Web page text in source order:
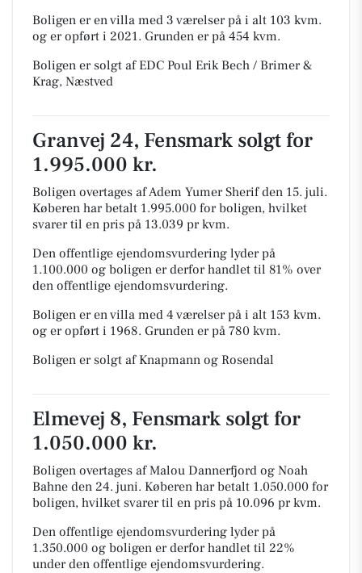
Boligen er en villa med 3 værelser på i alt 103 kvm.
og er opført i 2021. Grunden er på 454 kvm.
Boligen er solgt af EDC Poul Erik Bech / Brimer &
Krag, Næstved
Granvej 24, Fensmark solgt for
1.995.000 kr.
Boligen overtages af Adem Yumer Sherif den 15. juli.
Køberen har betalt 1.995.000 for boligen, hvilket
svarer til en pris på 13.039 pr kvm.
Den offentlige ejendomsvurdering lyder på
1.100.000 og boligen er derfor handlet til 81% over
den offentlige ejendomsvurdering.
Boligen er en villa med 4 værelser på i alt 153 kvm.
og er opført i 1968. Grunden er på 780 kvm.
Boligen er solgt af Knapmann og Rosendal
Elmevej 8, Fensmark solgt for
1.050.000 kr.
Boligen overtages af Malou Dannerfjord og Noah
Bahne den 24. juni. Køberen har betalt 1.050.000 for
boligen, hvilket svarer til en pris på 10.096 pr kvm.
Den offentlige ejendomsvurdering lyder på
1.350.000 og boligen er derfor handlet til 22%
under den offentlige ejendomsvurdering.